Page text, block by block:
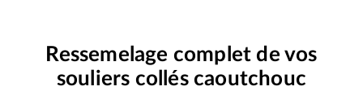
Ressemelage complet de vos
souliers collés caoutchouc